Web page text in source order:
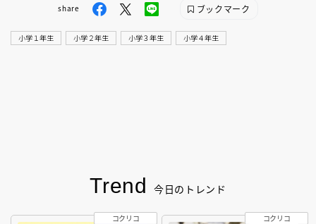
share ブックマーク
小学１年生 小学２年生 小学３年生 小学４年生
Trend 今日のトレンド
コクリコ コクリコ